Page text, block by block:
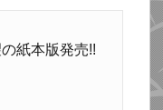
紙本版発売!!